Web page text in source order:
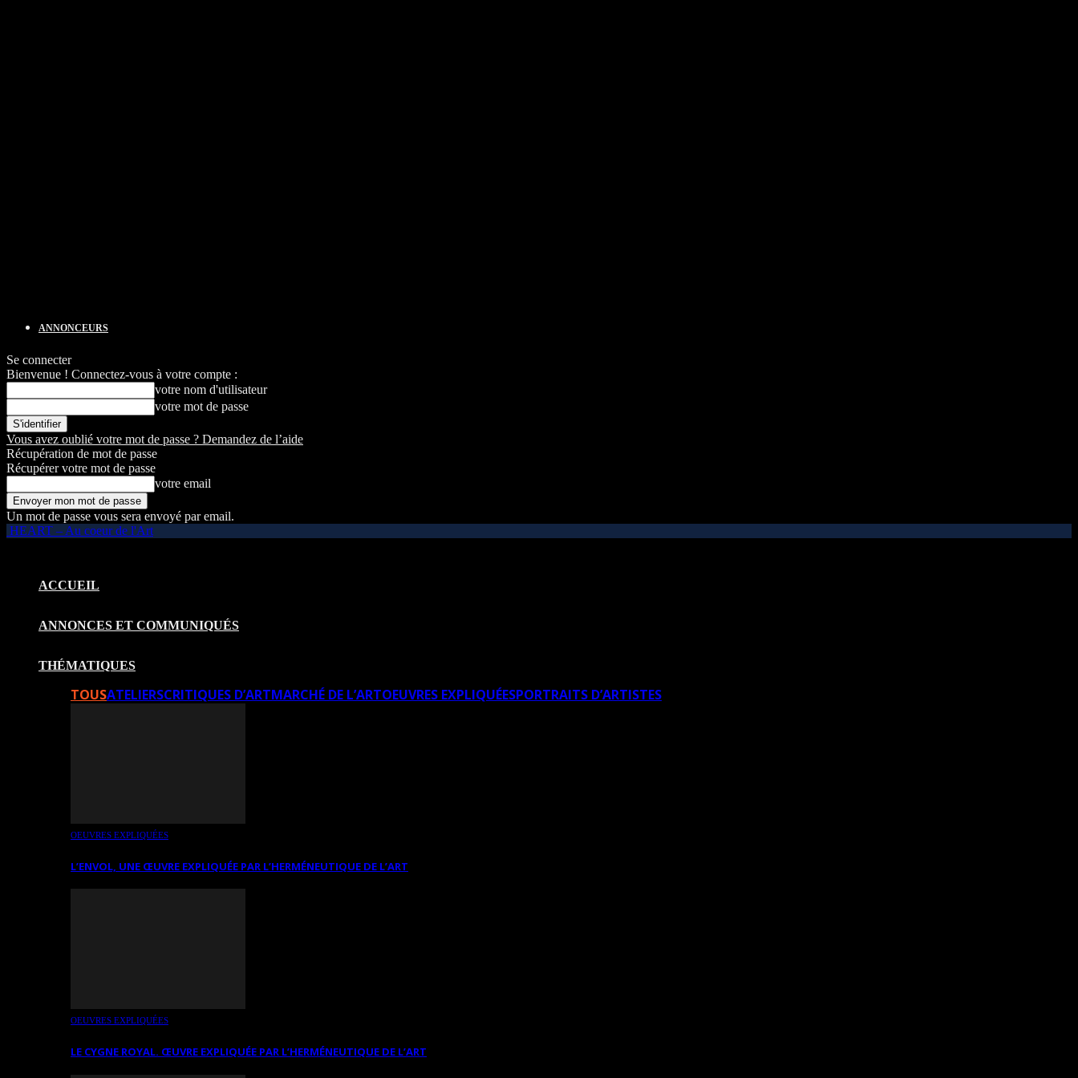
ANNONCEURS
Se connecter
Bienvenue ! Connectez-vous à votre compte :
votre nom d'utilisateur
votre mot de passe
Vous avez oublié votre mot de passe ? Demandez de l’aide
Récupération de mot de passe
Récupérer votre mot de passe
votre email
Un mot de passe vous sera envoyé par email.
HEART – Au coeur de l'Art
ACCUEIL
ANNONCES ET COMMUNIQUÉS
THÉMATIQUES
TOUSATELIERSCRITIQUES D’ARTMARCHÉ DE L’ARTOEUVRES EXPLIQUÉESPORTRAITS D’ARTISTES
OEUVRES EXPLIQUÉES
L’ENVOL, UNE ŒUVRE EXPLIQUÉE PAR L’HERMÉNEUTIQUE DE L’ART
OEUVRES EXPLIQUÉES
LE CYGNE ROYAL. ŒUVRE EXPLIQUÉE PAR L’HERMÉNEUTIQUE DE L’ART